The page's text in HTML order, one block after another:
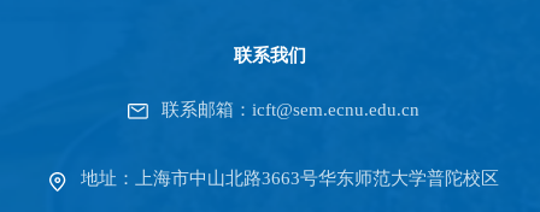
联系我们
联系邮箱：icft@sem.ecnu.edu.cn
地址：上海市中山北路3663号华东师范大学普陀校区